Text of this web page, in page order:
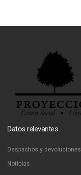
Datos relevantes
Despachos y devoluciones
Noticias